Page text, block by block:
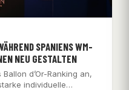
SPANIENS WM-
NEU GESTALTEN
d’Or-Ranking an,
individuelle